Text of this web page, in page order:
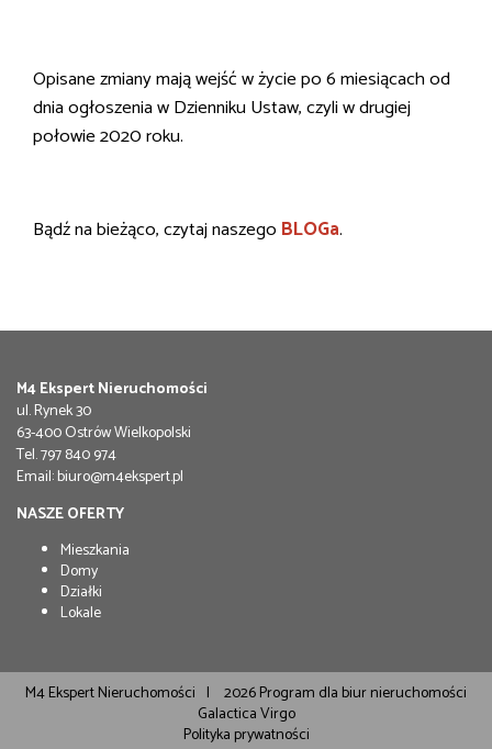
Opisane zmiany mają wejść w życie po 6 miesiącach od
dnia ogłoszenia w Dzienniku Ustaw, czyli w drugiej
połowie 2020 roku.
Bądź na bieżąco, czytaj naszego BLOGa.
M4 Ekspert Nieruchomości
ul. Rynek 30
63-400 Ostrów Wielkopolski
Tel.797 840 974
Email:biuro@m4ekspert.pl
NASZE OFERTY
Mieszkania
Domy
Działki
Lokale
M4 Ekspert Nieruchomości 2026Program dla biur nieruchomości
Galactica Virgo
Polityka prywatności